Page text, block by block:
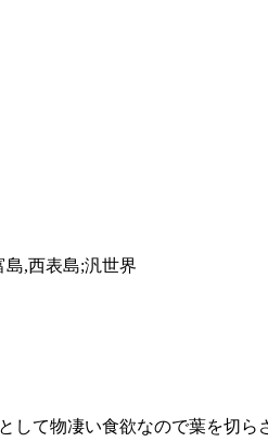
,西表島;汎世界
して物凄い食欲なので葉を切